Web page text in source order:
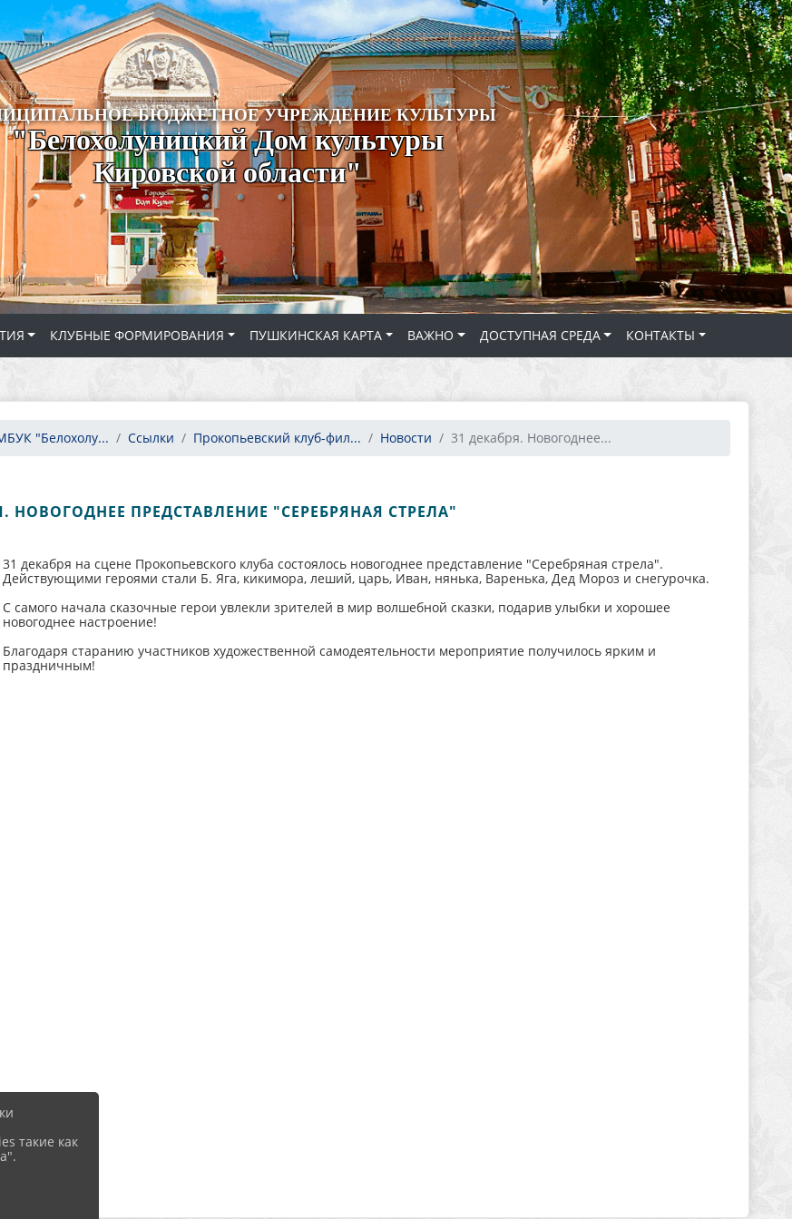
БЮДЖЕТНОЕ УЧРЕЖДЕНИЕ КУЛЬТУРЫ
"Белохолуницкий Дом культуры
Кировской области"
КЛУБНЫЕ ФОРМИРОВАНИЯ ПУШКИНСКАЯ КАРТА ВАЖНО ДОСТУПНАЯ СРЕДА КОНТАКТЫ
"Белохолу... Ссылки Прокопьевский клуб-фил... Новости 31 декабря. Новогоднее...
НОВОГОДНЕЕ ПРЕДСТАВЛЕНИЕ "СЕРЕБРЯНАЯ СТРЕЛА"
31 декабря на сцене Прокопьевского клуба состоялось новогоднее представление "Серебряная стрела".
Действующими героями стали Б. Яга, кикимора, леший, царь, Иван, нянька, Варенька, Дед Мороз и снегурочка.
С самого начала сказочные герои увлекли зрителей в мир волшебной сказки, подарив улыбки и хорошее
новогоднее настроение!
Благодаря старанию участников художественной самодеятельности мероприятие получилось ярким и
праздничным!
такие как